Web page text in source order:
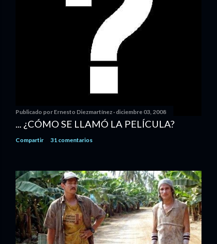
Publicado por Ernesto Diezmartínez diciembre 03, 2008
... ¿CÓMO SE LLAMÓ LA PELÍCULA?
Compartir 31 comentarios